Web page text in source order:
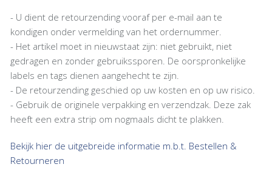
- U dient de retourzending vooraf per e-mail aan te
kondigen onder vermelding van het ordernummer.
- Het artikel moet in nieuwstaat zijn: niet gebruikt, niet
gedragen en zonder gebruikssporen. De oorspronkelijke
labels en tags dienen aangehecht te zijn.
- De retourzending geschied op uw kosten en op uw risico.
- Gebruik de originele verpakking en verzendzak. Deze zak
heeft een extra strip om nogmaals dicht te plakken.
Bekijk hier de uitgebreide informatie m.b.t. Bestellen &
Retourneren